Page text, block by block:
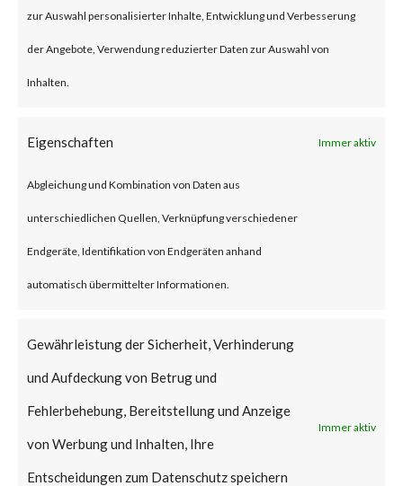
zur Auswahl personalisierter Inhalte, Entwicklung und Verbesserung
der Angebote, Verwendung reduzierter Daten zur Auswahl von
Inhalten.
Eigenschaften Immer aktiv
Abgleichung und Kombination von Daten aus
unterschiedlichen Quellen, Verknüpfung verschiedener
Endgeräte, Identifikation von Endgeräten anhand
automatisch übermittelter Informationen.
Gewährleistung der Sicherheit, Verhinderung
und Aufdeckung von Betrug und
Fehlerbehebung, Bereitstellung und Anzeige
von Werbung und Inhalten, Ihre
Entscheidungen zum Datenschutz speichern
Immer aktiv
To be vulnerable, those products
gateway or as an
authentication, authorization
and auditing (AAA) virtual
server. The advisory also states
that Citrix managed servers are
is required.
Why is this Significant?
This is significant because the